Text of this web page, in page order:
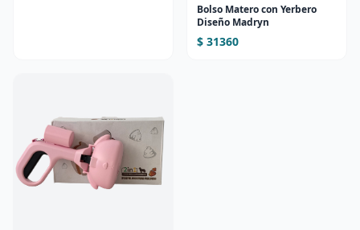
Bolso Matero con Yerbero
Diseño Madryn
$ 31360